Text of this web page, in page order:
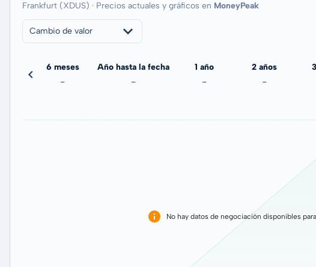
Frankfurt (XDUS) · Precios actuales y gráficos en MoneyPeak
Cambio de valor
6 meses
-
Año hasta la fecha
-
1 año
-
2 años
-
No hay datos de negociación disponibles